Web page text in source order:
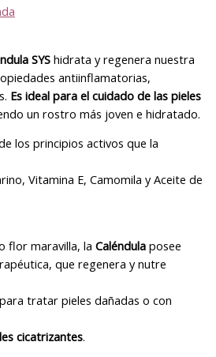
SYShidrata y regenera nuestra
antiinflamatorias,
Es ideal para el cuidado de las pieles
un rostro más joven e hidratado.
los principios activos que la
Vitamina E, Camomila y Aceite de
flor maravilla, la Caléndulaposee
que regenera y nutre
tratar pieles dañadas o con
cicatrizantes.